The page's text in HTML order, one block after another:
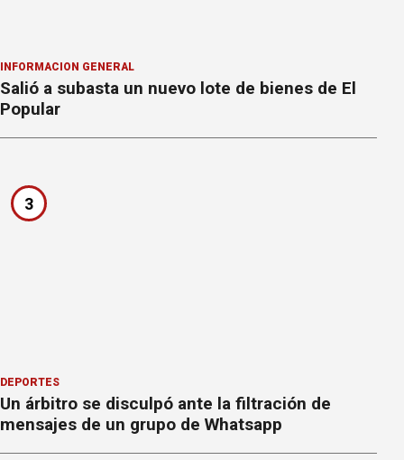
INFORMACION GENERAL
Salió a subasta un nuevo lote de bienes de El
Popular
3
DEPORTES
Un árbitro se disculpó ante la filtración de
mensajes de un grupo de Whatsapp